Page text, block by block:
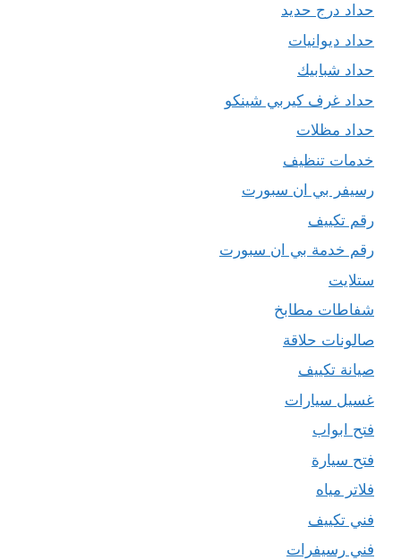
حداد درج حديد
حداد ديوانيات
حداد شبابيك
حداد غرف كيربي شينكو
حداد مظلات
خدمات تنظيف
رسيفر بي ان سبورت
رقم تكييف
رقم خدمة بي ان سبورت
ستلايت
شفاطات مطابخ
صالونات حلاقة
صيانة تكييف
غسيل سيارات
فتح ابواب
فتح سيارة
فلاتر مياه
فني تكييف
فني رسيفرات